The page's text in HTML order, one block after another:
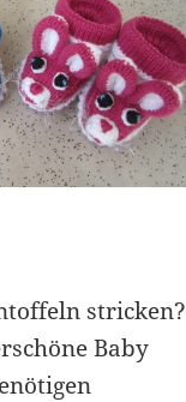
stricken?
Baby